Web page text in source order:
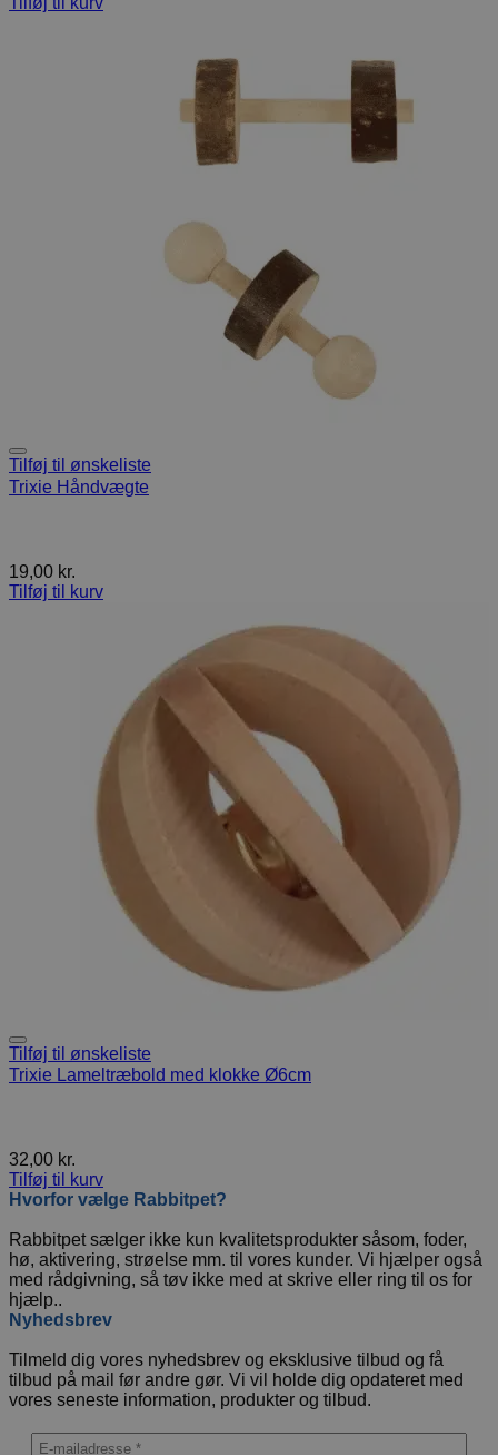
Tilføj til ønskeliste
Trixie Håndvægte
19,00 kr.
Tilføj til kurv
Tilføj til ønskeliste
Trixie Lameltræbold med klokke Ø6cm
32,00 kr.
Tilføj til kurv
Hvorfor vælge Rabbitpet?
Rabbitpet sælger ikke kun kvalitetsprodukter såsom, foder,
hø, aktivering, strøelse mm. til vores kunder. Vi hjælper også
med rådgivning, så tøv ikke med at skrive eller ring til os for
hjælp..
Nyhedsbrev
Tilmeld dig vores nyhedsbrev og eksklusive tilbud og få
tilbud på mail før andre gør. Vi vil holde dig opdateret med
vores seneste information, produkter og tilbud.